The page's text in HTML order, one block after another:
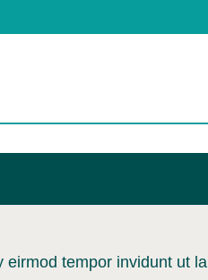
tempor invidunt ut